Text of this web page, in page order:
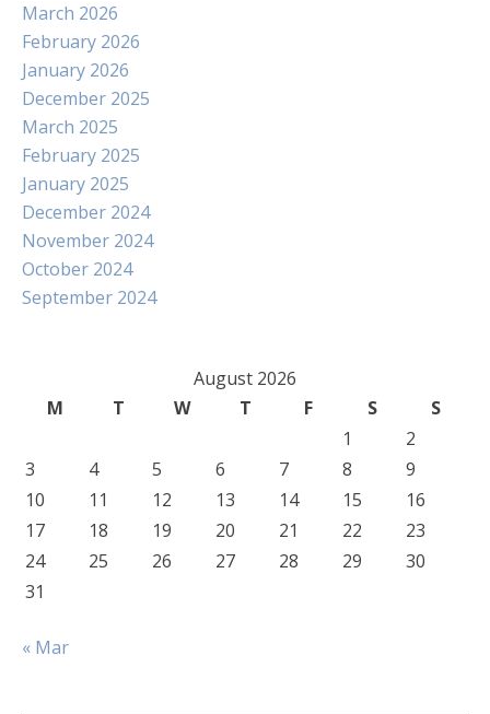
March 2026
February 2026
January 2026
December 2025
March 2025
February 2025
January 2025
December 2024
November 2024
October 2024
September 2024
August 2026
M
T W T F S
S
1
2
3
4 5 6 7 8
9
10
11 12 13 14 15
16
17
18 19 20 21 22
23
24
25 26 27 28 29
30
31
« Mar